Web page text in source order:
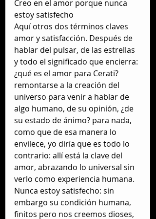
Creo en el amor porque nunca
estoy satisfecho
Aquí otros dos términos claves
amor y satisfacción. Después de
hablar del pulsar, de las estrellas
y todo el significado que encierra:
¿qué es el amor para Cerati?
remontarse a la creación del
universo para venir a hablar de
algo humano, de su opinión, ¿de
su estado de ánimo? para nada,
como que de esa manera lo
envilece, yo diría que es todo lo
contrario: allí está la clave del
amor, abrazando lo universal sin
verlo como experiencia humana.
Nunca estoy satisfecho: sin
embargo su condición humana,
finitos pero nos creemos dioses,